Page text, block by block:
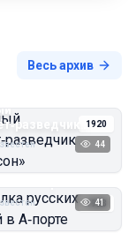
Весь архив
1920
44
1923
русских
41